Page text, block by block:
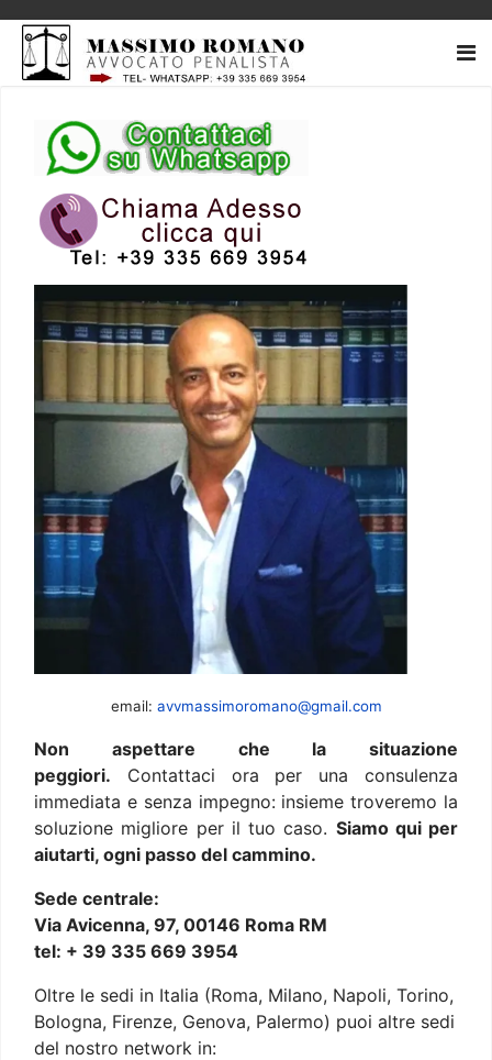
email: avvmassimoromano@gmail.com
Non aspettare che la situazione
peggiori. Contattaci ora per una consulenza
immediata e senza impegno: insieme troveremo la
soluzione migliore per il tuo caso. Siamo qui per
aiutarti, ogni passo del cammino.
Sede centrale:
Via Avicenna, 97, 00146 Roma RM
tel: + 39 335 669 3954
Oltre le sedi in Italia (Roma, Milano, Napoli, Torino,
Bologna, Firenze, Genova, Palermo) puoi altre sedi
del nostro network in: